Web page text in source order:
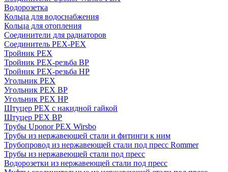
Водорозетка
Кольца для водоснабжения
Кольца для отопления
Соединители для радиаторов
Соединитель PEX-PEX
Тройник PEX
Тройник PEX-резьба ВР
Тройник PEX-резьба НР
Угольник PEX
Угольник PEX ВР
Угольник PEX НР
Штуцер PEX c накидной гайкой
Штуцер PEX ВР
Трубы Uponor PEX Wirsbo
Трубы из нержавеющей стали и фитинги к ним
Трубопровод из нержавеющей стали под пресс Rommer
Трубы из нержавеющей стали под пресс
Водорозетки из нержавеющей стали под пресс